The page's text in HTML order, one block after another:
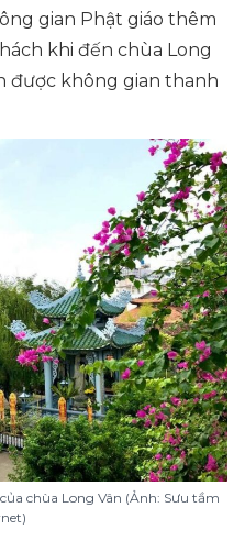
gian Phật giáo thêm
khi đến chùa Long
được không gian thanh
chùa Long Vân (Ảnh: Sưu tầm